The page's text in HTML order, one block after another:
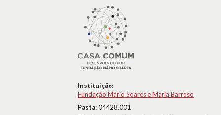
Instituição:
Fundação Mário Soares e Maria Barroso
Pasta:04428.001